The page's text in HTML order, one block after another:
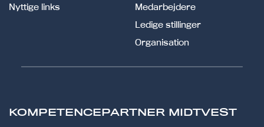
Nyttige links
Medarbejdere
Ledige stillinger
Organisation
KOMPETENCEPARTNER MIDTVEST